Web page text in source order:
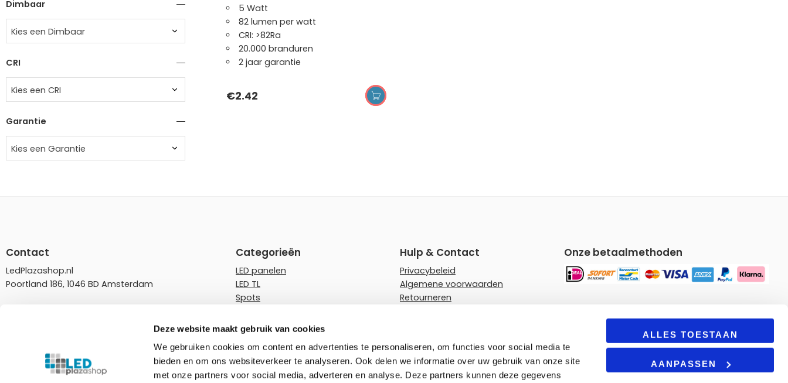
Deze website maakt gebruik van cookies
We gebruiken cookies om content en advertenties te personaliseren, om functies voor social media te
bieden en om ons websiteverkeer te analyseren. Ook delen we informatie over uw gebruik van onze site
met onze partners voor social media, adverteren en analyse. Deze partners kunnen deze gegevens
ALLES TOESTAAN
AANPASSEN
OPTIES SELECTEREN
5 Watt
82 lumen per watt
CRI: >82Ra
20.000 branduren
2 jaar garantie
€2.42
Dimbaar
Kies een Dimbaar
CRI
Kies een CRI
Garantie
Kies een Garantie
Contact
LedPlazashop.nl
Poortland 186, 1046 BD Amsterdam
Ledplazashop.nl is partner van Plafondplaza B.V.
Categorieën
LED panelen
LED TL
Spots
LED lampen
Rails
Tuinverlichting
Hulp & Contact
Privacybeleid
Algemene voorwaarden
Retourneren
Onze betaalmethoden
Om u een gepersonaliseerde
winkelervaring te bieden, maakt
onze site gebruik van cookies. Door
deze site te blijven gebruiken, gaat u